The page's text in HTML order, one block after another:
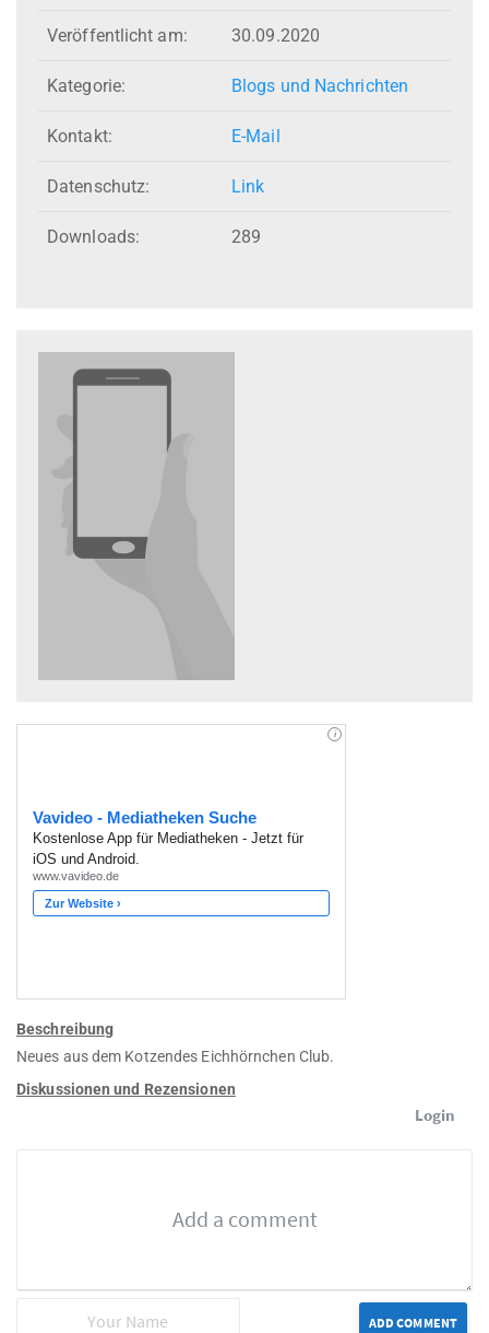
Veröffentlicht am: 30.09.2020
Kategorie: Blogs und Nachrichten
Kontakt: E-Mail
Datenschutz: Link
Downloads: 289
Beschreibung
Neues aus dem Kotzendes Eichhörnchen Club.
Diskussionen und Rezensionen
Login
ADD COMMENT